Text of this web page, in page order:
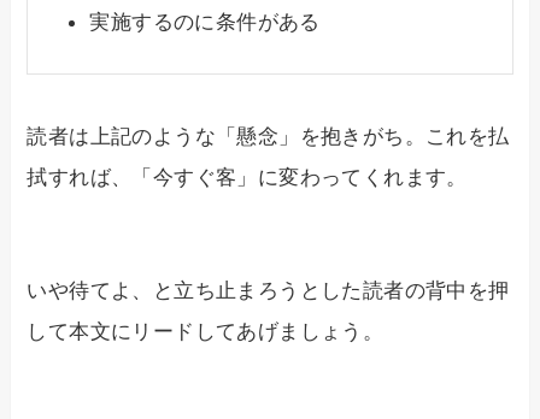
実施するのに条件がある
読者は上記のような「懸念」を抱きがち。これを払
拭すれば、「今すぐ客」に変わってくれます。
いや待てよ、と立ち止まろうとした読者の背中を押
して本文にリードしてあげましょう。